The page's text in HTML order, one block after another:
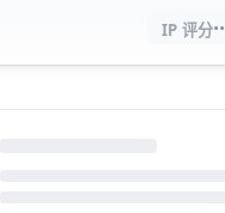
IP 评分··